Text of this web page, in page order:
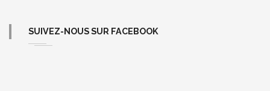
SUIVEZ-NOUS SUR FACEBOOK